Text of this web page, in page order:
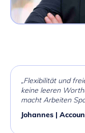
„Flexibilität und
keine leeren
macht Arbeiten
Johannes |